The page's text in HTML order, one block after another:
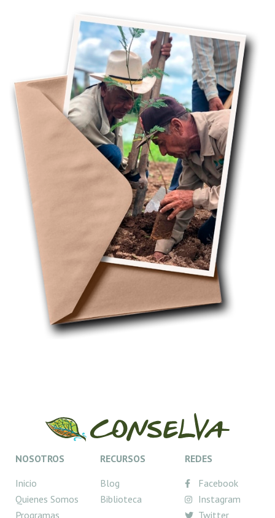
NOSOTROS
Inicio
Quienes Somos
Programas
RECURSOS
Blog
Biblioteca
REDES
Facebook
Instagram
Twitter